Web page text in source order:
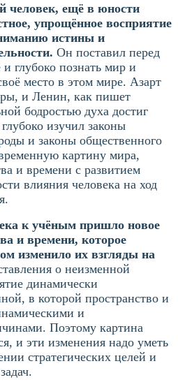
человек, ещё в юности
упрощённое восприятие
истины и
Он поставил перед
глубоко познать мир и
место в этом мире. Азарт
и Ленин, как пишет
бодростью духа достиг
изучил законы
и законы общественного
картину мира,
и времени с развитием
влияния человека на ход
к учёным пришло новое
и времени, которое
изменило их взгляды на
о неизменной
динамически
в которой пространство и
и
Поэтому картина
и эти изменения надо уметь
стратегических целей и